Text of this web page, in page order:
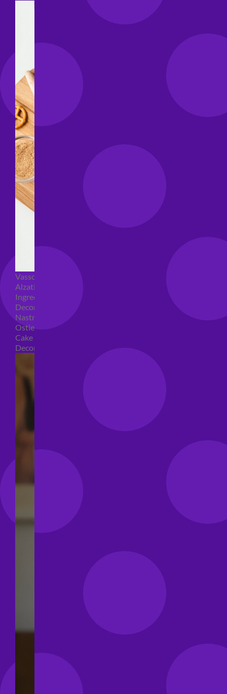
Vassoi e sottotorta
Alzatine per dolci
Ingredienti torte
Decorazioni torte
Nastri e girotorte
Ostie per torte
Cake Topper
Decori per torte